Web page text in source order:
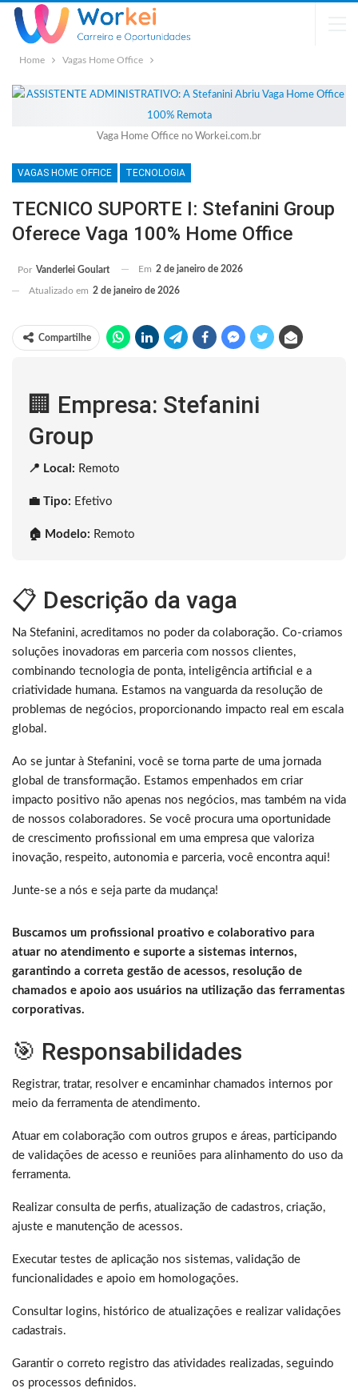
Home Vagas Home Office
Vaga Home Office no Workei.com.br
VAGAS HOME OFFICE TECNOLOGIA
TECNICO SUPORTE I: Stefanini Group
Oferece Vaga 100% Home Office
Por Vanderlei Goulart Em 2 de janeiro de 2026
Atualizado em 2 de janeiro de 2026
Compartilhe
🏢 Empresa: Stefanini
Group
📍 Local: Remoto
💼 Tipo: Efetivo
🏠 Modelo: Remoto
📋 Descrição da vaga
Na Stefanini, acreditamos no poder da colaboração. Co-criamos
soluções inovadoras em parceria com nossos clientes,
combinando tecnologia de ponta, inteligência artificial e a
criatividade humana. Estamos na vanguarda da resolução de
problemas de negócios, proporcionando impacto real em escala
global.
Ao se juntar à Stefanini, você se torna parte de uma jornada
global de transformação. Estamos empenhados em criar
impacto positivo não apenas nos negócios, mas também na vida
de nossos colaboradores. Se você procura uma oportunidade
de crescimento profissional em uma empresa que valoriza
inovação, respeito, autonomia e parceria, você encontra aqui!
Junte-se a nós e seja parte da mudança!
Buscamos um profissional proativo e colaborativo para
atuar no atendimento e suporte a sistemas internos,
garantindo a correta gestão de acessos, resolução de
chamados e apoio aos usuários na utilização das ferramentas
corporativas.
🎯 Responsabilidades
Registrar, tratar, resolver e encaminhar chamados internos por
meio da ferramenta de atendimento.
Atuar em colaboração com outros grupos e áreas, participando
de validações de acesso e reuniões para alinhamento do uso da
ferramenta.
Realizar consulta de perfis, atualização de cadastros, criação,
ajuste e manutenção de acessos.
Executar testes de aplicação nos sistemas, validação de
funcionalidades e apoio em homologações.
Consultar logins, histórico de atualizações e realizar validações
cadastrais.
Garantir o correto registro das atividades realizadas, seguindo
os processos definidos.